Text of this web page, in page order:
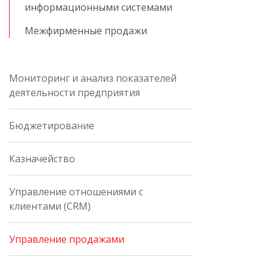
информационными системами
Межфирменные продажи
Мониторинг и анализ показателей
деятельности предприятия
Бюджетирование
Казначейство
Управление отношениями с
клиентами (CRM)
Управление продажами